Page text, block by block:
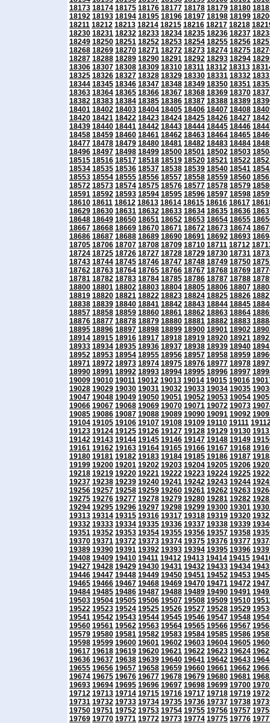
18173 18174 18175 18176 18177 18178 18179 18180
18192 18193 18194 18195 18196 18197 18198 18199
18211 18212 18213 18214 18215 18216 18217 18218
18230 18231 18232 18233 18234 18235 18236 18237
18249 18250 18251 18252 18253 18254 18255 18256
18268 18269 18270 18271 18272 18273 18274 18275
18287 18288 18289 18290 18291 18292 18293 18294
18306 18307 18308 18309 18310 18311 18312 18313
18325 18326 18327 18328 18329 18330 18331 18332
18344 18345 18346 18347 18348 18349 18350 18351
18363 18364 18365 18366 18367 18368 18369 18370
18382 18383 18384 18385 18386 18387 18388 18389
18401 18402 18403 18404 18405 18406 18407 18408
18420 18421 18422 18423 18424 18425 18426 18427
18439 18440 18441 18442 18443 18444 18445 18446
18458 18459 18460 18461 18462 18463 18464 18465
18477 18478 18479 18480 18481 18482 18483 18484
18496 18497 18498 18499 18500 18501 18502 18503
18515 18516 18517 18518 18519 18520 18521 18522
18534 18535 18536 18537 18538 18539 18540 18541
18553 18554 18555 18556 18557 18558 18559 18560
18572 18573 18574 18575 18576 18577 18578 18579
18591 18592 18593 18594 18595 18596 18597 18598
18610 18611 18612 18613 18614 18615 18616 18617
18629 18630 18631 18632 18633 18634 18635 18636
18648 18649 18650 18651 18652 18653 18654 18655
18667 18668 18669 18670 18671 18672 18673 18674
18686 18687 18688 18689 18690 18691 18692 18693
18705 18706 18707 18708 18709 18710 18711 18712
18724 18725 18726 18727 18728 18729 18730 18731
18743 18744 18745 18746 18747 18748 18749 18750
18762 18763 18764 18765 18766 18767 18768 18769
18781 18782 18783 18784 18785 18786 18787 18788
18800 18801 18802 18803 18804 18805 18806 18807
18819 18820 18821 18822 18823 18824 18825 18826
18838 18839 18840 18841 18842 18843 18844 18845
18857 18858 18859 18860 18861 18862 18863 18864
18876 18877 18878 18879 18880 18881 18882 18883
18895 18896 18897 18898 18899 18900 18901 18902
18914 18915 18916 18917 18918 18919 18920 18921
18933 18934 18935 18936 18937 18938 18939 18940
18952 18953 18954 18955 18956 18957 18958 18959
18971 18972 18973 18974 18975 18976 18977 18978
18990 18991 18992 18993 18994 18995 18996 18997
19009 19010 19011 19012 19013 19014 19015 19016
19028 19029 19030 19031 19032 19033 19034 19035
19047 19048 19049 19050 19051 19052 19053 19054
19066 19067 19068 19069 19070 19071 19072 19073
19085 19086 19087 19088 19089 19090 19091 19092
19104 19105 19106 19107 19108 19109 19110 19111
19123 19124 19125 19126 19127 19128 19129 19130
19142 19143 19144 19145 19146 19147 19148 19149
19161 19162 19163 19164 19165 19166 19167 19168
19180 19181 19182 19183 19184 19185 19186 19187
19199 19200 19201 19202 19203 19204 19205 19206
19218 19219 19220 19221 19222 19223 19224 19225
19237 19238 19239 19240 19241 19242 19243 19244
19256 19257 19258 19259 19260 19261 19262 19263
19275 19276 19277 19278 19279 19280 19281 19282
19294 19295 19296 19297 19298 19299 19300 19301
19313 19314 19315 19316 19317 19318 19319 19320
19332 19333 19334 19335 19336 19337 19338 19339
19351 19352 19353 19354 19355 19356 19357 19358
19370 19371 19372 19373 19374 19375 19376 19377
19389 19390 19391 19392 19393 19394 19395 19396
19408 19409 19410 19411 19412 19413 19414 19415
19427 19428 19429 19430 19431 19432 19433 19434
19446 19447 19448 19449 19450 19451 19452 19453
19465 19466 19467 19468 19469 19470 19471 19472
19484 19485 19486 19487 19488 19489 19490 19491
19503 19504 19505 19506 19507 19508 19509 19510
19522 19523 19524 19525 19526 19527 19528 19529
19541 19542 19543 19544 19545 19546 19547 19548
19560 19561 19562 19563 19564 19565 19566 19567
19579 19580 19581 19582 19583 19584 19585 19586
19598 19599 19600 19601 19602 19603 19604 19605
19617 19618 19619 19620 19621 19622 19623 19624
19636 19637 19638 19639 19640 19641 19642 19643
19655 19656 19657 19658 19659 19660 19661 19662
19674 19675 19676 19677 19678 19679 19680 19681
19693 19694 19695 19696 19697 19698 19699 19700
19712 19713 19714 19715 19716 19717 19718 19719
19731 19732 19733 19734 19735 19736 19737 19738
19750 19751 19752 19753 19754 19755 19756 19757
19769 19770 19771 19772 19773 19774 19775 19776